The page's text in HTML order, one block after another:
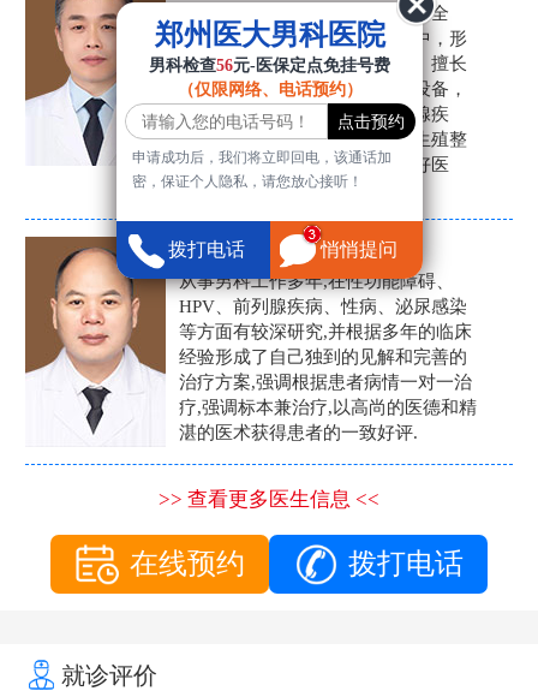
础，诊断治疗和临床操作，技术全
面。在男科疾病的诊断和诊疗中，形
成了一套独具特色的诊疗方案。擅长
运用国内外先进的医学技术和设备，
科学诊疗各类阳痿早泄、前列腺疾
病、射精障碍、性病、HPV、生殖整
形等疾病，是患者非常信赖的好医
生。
张营富
男科主任
从事男科工作多年,在性功能障碍、
HPV、前列腺疾病、性病、泌尿感染
等方面有较深研究,并根据多年的临床
经验形成了自己独到的见解和完善的
治疗方案,强调根据患者病情一对一治
疗,强调标本兼治疗,以高尚的医德和精
湛的医术获得患者的一致好评.
>> 查看更多医生信息 <<
在线预约 拨打电话
就诊评价
郑州医大男科医院
男科检查56元-医保定点免挂号费
（仅限网络、电话预约）
申请成功后，我们将立即回电，该通话加
密，保证个人隐私，请您放心接听！
拨打电话 悄悄提问